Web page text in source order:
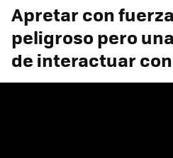
Apretar con
peligroso pero
de interactuar